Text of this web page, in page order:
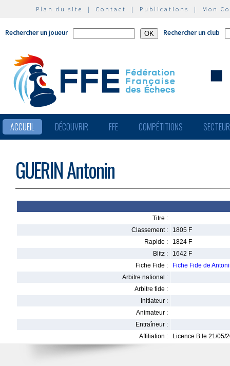
Plan du site | Contact | Publications | Mon
Rechercher un joueur Rechercher un club
ACCUEIL DÉCOUVRIR FFE COMPÉTITIONS
GUERIN Antonin
Titre :
Classement :
1805 F
Rapide :
1824 F
Blitz :
1642 F
Fiche Fide :
Fiche Fide de
Arbitre national :
Arbitre fide :
Initiateur :
Animateur :
Entraîneur :
Affiliation :
Licence B le 21/05/